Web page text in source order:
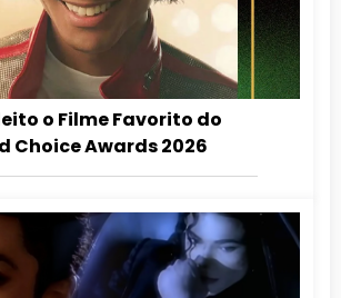
o Filme Favorito do
Choice Awards 2026